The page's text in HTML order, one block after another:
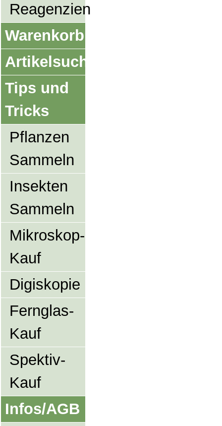
Reagenzien
Warenkorb
Artikelsuche
Tips und
Tricks
Pflanzen
Sammeln
Insekten
Sammeln
Mikroskop-
Kauf
Digiskopie
Fernglas-
Kauf
Spektiv-
Kauf
Infos/AGB